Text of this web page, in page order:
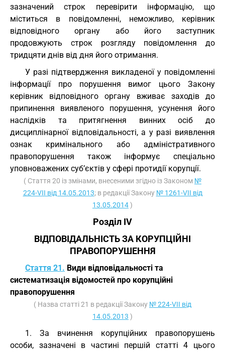
зазначений строк перевірити інформацію, що
міститься в повідомленні, неможливо, керівник
відповідного органу або його заступник
продовжують строк розгляду повідомлення до
тридцяти днів від дня його отримання.
У разі підтвердження викладеної у повідомленні
інформації про порушення вимог цього Закону
керівник відповідного органу вживає заходів до
припинення виявленого порушення, усунення його
наслідків та притягнення винних осіб до
дисциплінарної відповідальності, а у разі виявлення
ознак кримінального або адміністративного
правопорушення також інформує спеціально
уповноважених суб’єктів у сфері протидії корупції.
( Стаття 20 із змінами, внесеними згідно із Законом №
224-VII від 14.05.2013; в редакції Закону № 1261-VII від
13.05.2014)
Розділ IV
ВІДПОВІДАЛЬНІСТЬ ЗА КОРУПЦІЙНІ
ПРАВОПОРУШЕННЯ
Стаття 21. Види відповідальності та
систематизація відомостей про корупційні
правопорушення
( Назва статті 21 в редакції Закону № 224-VII від
14.05.2013 )
1. За вчинення корупційних правопорушень
особи, зазначені в частині першій статті 4 цього